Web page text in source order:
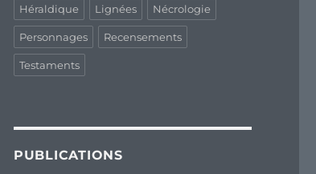
Héraldique Lignées Nécrologie
Personnages Recensements
Testaments
PUBLICATIONS